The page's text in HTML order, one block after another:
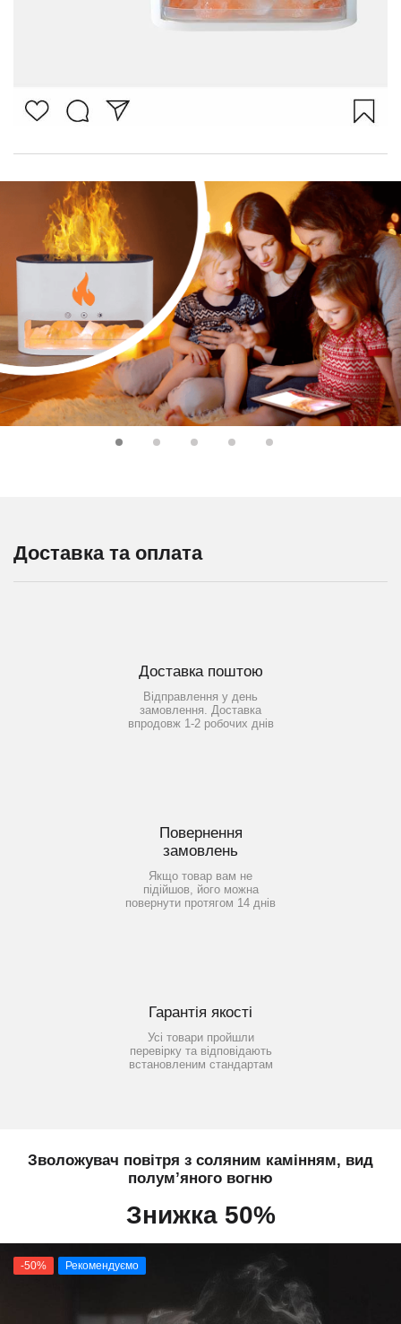
Доставка та оплата
Доставка поштою
Відправлення у день
замовлення. Доставка
впродовж 1-2 робочих днів
Повернення
замовлень
Якщо товар вам не
підійшов, його можна
повернути протягом 14 днів
Гарантія якості
Усі товари пройшли
перевірку та відповідають
встановленим стандартам
Зволожувач повітря з соляним камінням, вид
полум’яного вогню
Знижка 50%
-50% Рекомендуємо